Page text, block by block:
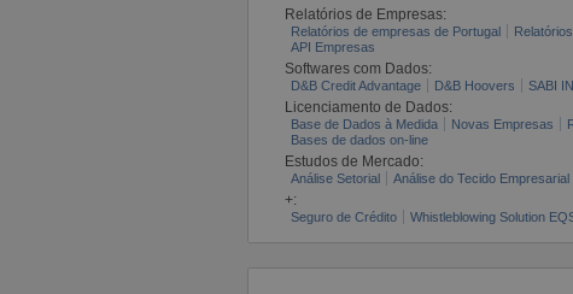
Relatórios de Empresas:
Relatórios de empresas de Portugal
API Empresas
Softwares com Dados:
D&B Credit Advantage D&B Hoovers SABI
Licenciamento de Dados:
Base de Dados à Medida Novas Empresas
Bases de dados on-line
Estudos de Mercado:
Análise Setorial Análise do Tecido
+:
Seguro de Crédito Whistleblowing Solution